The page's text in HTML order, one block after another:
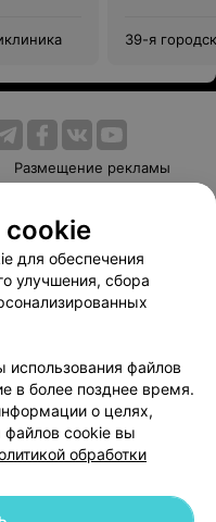
39-я
Размещение рекламы
Способы оплаты
103.by
данных
cookie
для обеспечения
улучшения, сбора
файлов
в более позднее время.
о целях,
файлов cookie вы
обработки